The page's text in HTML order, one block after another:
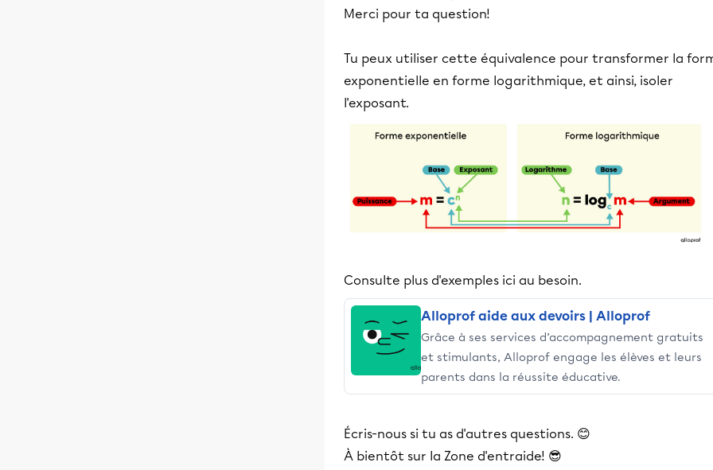
Merci pour ta question!
Tu peux utiliser cette équivalence pour transformer la
exponentielle en forme logarithmique, et ainsi, isoler
l'exposant.
Consulte plus d'exemples ici au besoin.
Alloprof aide aux devoirs | Alloprof
Grâce à ses services d’accompagnement gratuits
et stimulants, Alloprof engage les élèves et leurs
parents dans la réussite éducative.
Écris-nous si tu as d'autres questions. 😊
À bientôt sur la Zone d'entraide! 😎